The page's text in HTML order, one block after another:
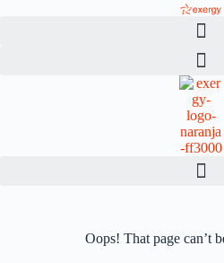
Oops! That page can’t